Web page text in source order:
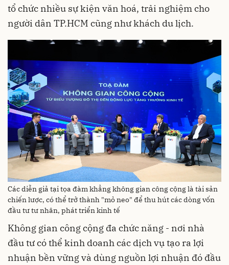
tổ chức nhiều sự kiện văn hoá, trải nghiệm cho
người dân TP.HCM cũng như khách du lịch.
Các diễn giả tại tọa đàm khẳng không gian công cộng là tài sản
chiến lược, có thể trở thành "mỏ neo" để thu hút các dòng vốn
đầu tư tư nhân, phát triển kinh tế
Không gian công cộng đa chức năng - nơi nhà
đầu tư có thể kinh doanh các dịch vụ tạo ra lợi
nhuận bền vững và dùng nguồn lợi nhuận đó đầu